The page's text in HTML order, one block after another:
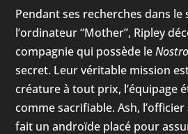
Pendant ses recherches dans le
l’ordinateur “Mother”, Ripley
compagnie qui possède le
secret. Leur véritable mission
créature à tout prix, l’équipage
comme sacrifiable. Ash,
fait un androïde placé pour